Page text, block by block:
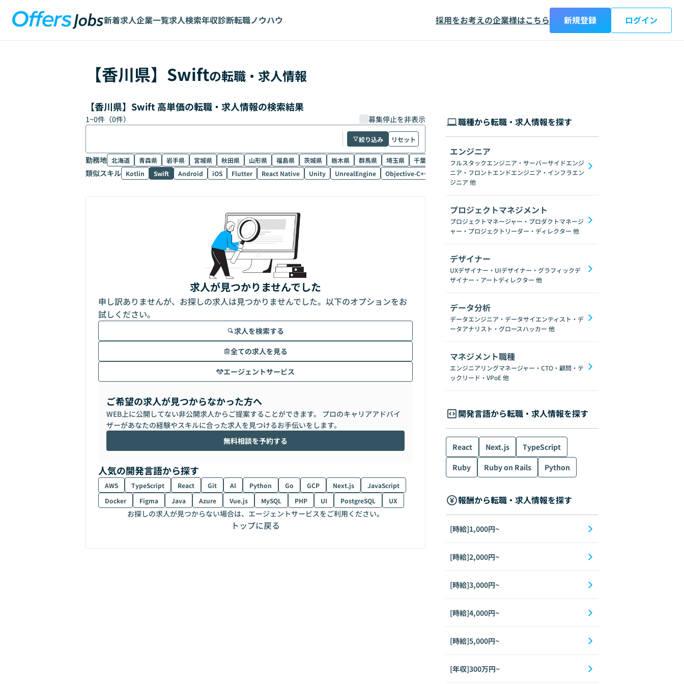
新着求人企業一覧求人検索年収診断転職ノウハウ 採用をお考えの企業様はこちら 新規登録 ログイン
【香川県】 Swiftの転職・求人情報
【香川県】Swift 高単価の転職・求人情報の検索結果
1~0件（0件） 募集停止を非表示
絞り込み リセット
勤務地 北海道 青森県 岩手県 宮城県 秋田県 山形県 福島県 茨城県 栃木県 群馬県 埼玉県 千葉県 東京都 神奈川県 新潟県 富山県 石川県
類似スキル Kotlin Swift Android iOS Flutter React Native Unity UnrealEngine Objective-C++ Electron Microsoft Power Platform Xamarin
求人が見つかりませんでした
申し訳ありませんが、お探しの求人は見つかりませんでした。以下のオプションをお
試しください。
求人を検索する
全ての求人を見る
エージェントサービス
ご希望の求人が見つからなかった方へ
WEB上に公開してない非公開求人からご提案することができます。 プロのキャリアアドバイ
ザーがあなたの経験やスキルに合った求人を見つけるお手伝いをします。
無料相談を予約する
人気の開発言語から探す
AWS TypeScript React Git AI Python Go GCP Next.js
JavaScript
Docker
Figma Java Azure Vue.js MySQL PHP UI PostgreSQL UX
お探しの求人が見つからない場合は、エージェントサービスをご利用ください。
トップに戻る
職種から転職・求人情報を探す
エンジニア
フルスタックエンジニア・サーバーサイドエンジ
ニア・フロントエンドエンジニア・インフラエン
ジニア 他
プロジェクトマネジメント
プロジェクトマネージャー・プロダクトマネージ
ャー・プロジェクトリーダー・ディレクター 他
デザイナー
UXデザイナー・UIデザイナー・グラフィックデ
ザイナー・アートディレクター 他
データ分析
データエンジニア・データサイエンティスト・デ
ータアナリスト・グロースハッカー 他
マネジメント職種
エンジニアリングマネージャー・CTO・顧問・テ
ックリード・VPoE他
開発言語から転職・求人情報を探す
React Next.js
TypeScript
Ruby
Ruby on Rails Python
報酬から転職・求人情報を探す
[時給]1,000円~
[時給]2,000円~
[時給]3,000円~
[時給]4,000円~
[時給]5,000円~
[年収]300万円~